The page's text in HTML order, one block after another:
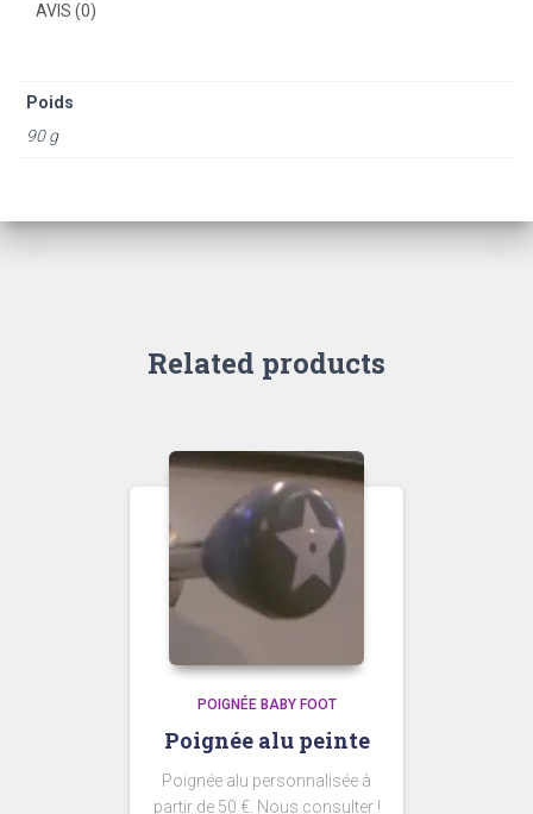
AVIS (0)
Poids
90 g
Related products
POIGNÉE BABY FOOT
Poignée alu peinte
Poignée alu personnalisée à
partir de 50 €. Nous consulter !